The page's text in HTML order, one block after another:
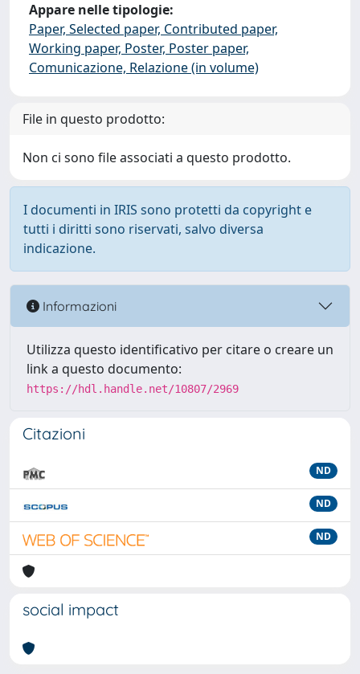
Appare nelle tipologie:
Paper, Selected paper, Contributed paper,
Working paper, Poster, Poster paper,
Comunicazione, Relazione (in volume)
File in questo prodotto:
Non ci sono file associati a questo prodotto.
I documenti in IRIS sono protetti da copyright e
tutti i diritti sono riservati, salvo diversa
indicazione.
Informazioni
Utilizza questo identificativo per citare o creare un
link a questo documento:
https://hdl.handle.net/10807/2969
Citazioni
ND
ND
ND
social impact